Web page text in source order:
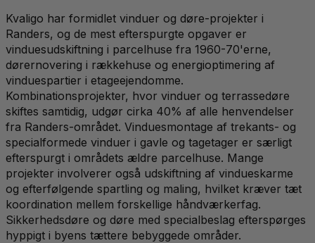
Kvaligo har formidlet vinduer og døre-projekter i
Randers, og de mest efterspurgte opgaver er
vinduesudskiftning i parcelhuse fra 1960-70'erne,
dørernovering i rækkehuse og energioptimering af
vinduespartier i etageejendomme.
Kombinationsprojekter, hvor vinduer og terrassedøre
skiftes samtidig, udgør cirka 40% af alle henvendelser
fra Randers-området. Vinduesmontage af trekants- og
specialformede vinduer i gavle og tagetager er særligt
efterspurgt i områdets ældre parcelhuse. Mange
projekter involverer også udskiftning af vindueskarme
og efterfølgende spartling og maling, hvilket kræver tæt
koordination mellem forskellige håndværkerfag.
Sikkerhedsdøre og døre med specialbeslag efterspørges
hyppigt i byens tættere bebyggede områder.